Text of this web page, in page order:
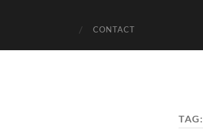
CONTACT
TAG: